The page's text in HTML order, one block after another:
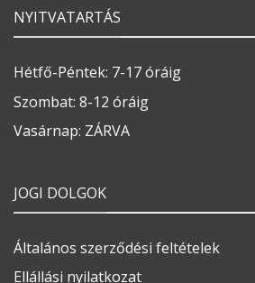
NYITVATARTÁS
Hétfő-Péntek: 7-17 óráig
Szombat: 8-12 óráig
Vasárnap: ZÁRVA
JOGI DOLGOK
Általános szerződési feltételek
Ellállási nyilatkozat